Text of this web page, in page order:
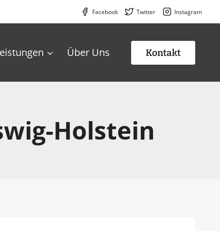
Facebook Twitter Instagram
Über Uns Kontakt
Holstein